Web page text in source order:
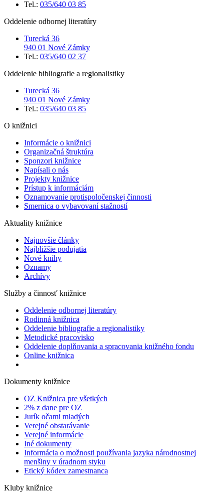
Tel.: 035/640 03 85
Oddelenie odbornej literatúry
Turecká 36
940 01 Nové Zámky
Tel.: 035/640 02 37
Oddelenie bibliografie a regionalistiky
Turecká 36
940 01 Nové Zámky
Tel.: 035/640 03 85
O knižnici
Informácie o knižnici
Organizačná štruktúra
Sponzori knižnice
Napísali o nás
Projekty knižnice
Prístup k informáciám
Oznamovanie protispoločenskej činnosti
Smernica o vybavovaní stažností
Aktuality knižnice
Najnovšie články
Najbližšie podujatia
Nové knihy
Oznamy
Archívy
Služby a činnosť knižnice
Oddelenie odbornej literatúry
Rodinná knižnica
Oddelenie bibliografie a regionalistiky
Metodické pracovisko
Oddelenie doplňovania a spracovania knižného fondu
Online knižnica
Dokumenty knižnice
OZ Knižnica pre všetkých
2% z dane pre OZ
Jurík očami mladých
Verejné obstarávanie
Verejné informácie
Iné dokumenty
Informácia o možnosti používania jazyka národnostnej
menšiny v úradnom styku
Etický kódex zamestnanca
Kluby knižnice